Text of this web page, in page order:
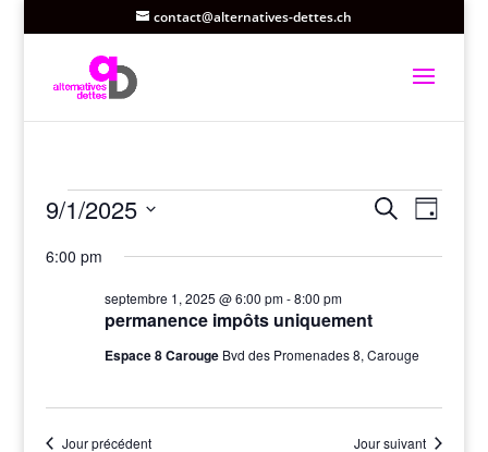
contact@alternatives-dettes.ch
Évènements
for
septembre
2025 vues
Recherche
de
vues
Jour
9/1/2025
une
6:00 pm
permanence impôts uniquement
septembre 1, 2025 @ 6:00 pm-8:00 pm
Espace 8 Carouge Bvd des Promenades 8, Carouge
Jour précédent Jour suivant